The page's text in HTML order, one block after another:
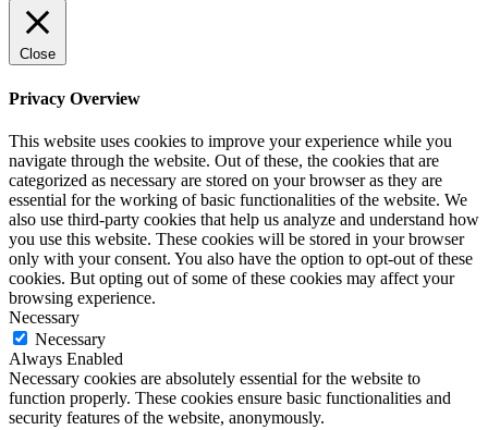
Close
Privacy Overview
This website uses cookies to improve your experience while you
navigate through the website. Out of these, the cookies that are
categorized as necessary are stored on your browser as they are
essential for the working of basic functionalities of the website. We
also use third-party cookies that help us analyze and understand how
you use this website. These cookies will be stored in your browser
only with your consent. You also have the option to opt-out of these
cookies. But opting out of some of these cookies may affect your
browsing experience.
Necessary
Necessary
Always Enabled
Necessary cookies are absolutely essential for the website to
function properly. These cookies ensure basic functionalities and
security features of the website, anonymously.